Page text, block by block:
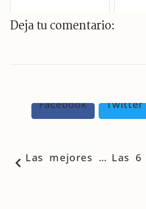
Deja tu comentario:
Facebook Twitter
Las mejores novelas históricas sobre la Segunda Guerra Mundial